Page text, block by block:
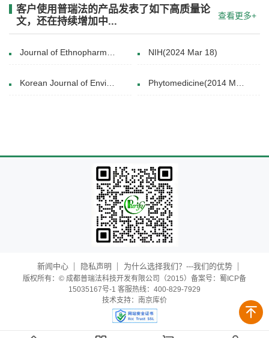
客户使用普瑞法的产品发表了如下高质量论
文，还在持续增加中...
查看更多+
Journal of Ethnopharmacology(9 October 2024) NIH(2024 Mar 18)
Korean Journal of Environmental Agriculture(2017) Phytomedicine(2014 May 15 )
新闻中心 隐私声明 为什么选择我们？---我们的优势
版权所有：© 成都普瑞法科技开发有限公司（2015）备案号：蜀ICP备
15035167号-1 客服热线：400-829-7929
技术支持： 南京库价